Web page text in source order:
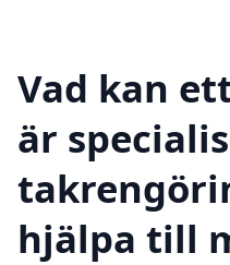
Vad kan
är
hjälpa till